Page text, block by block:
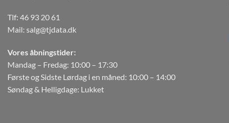
Tlf: 46 93 20 61
Mail: salg@tjdata.dk
Vores åbningstider:
Mandag – Fredag: 10:00 – 17:30
Første og Sidste Lørdag i en måned: 10:00 – 14:00
Søndag & Helligdage: Lukket